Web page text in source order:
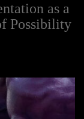
as a
Possibility